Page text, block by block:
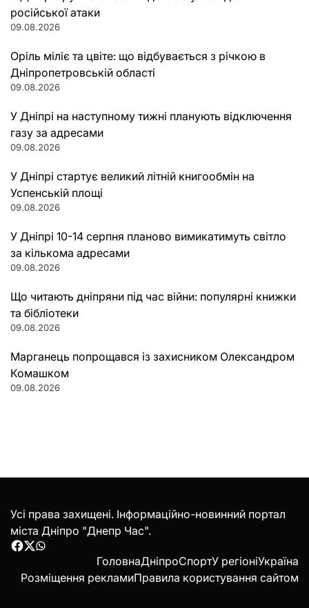
російської атаки
09.08.2026
Оріль міліє та цвіте: що відбувається з річкою в
Дніпропетровській області
09.08.2026
У Дніпрі на наступному тижні планують відключення
газу за адресами
09.08.2026
У Дніпрі стартує великий літній книгообмін на
Успенській площі
09.08.2026
У Дніпрі 10-14 серпня планово вимикатимуть світло
за кількома адресами
09.08.2026
Що читають дніпряни під час війни: популярні книжки
та бібліотеки
09.08.2026
Марганець попрощався із захисником Олександром
Комашком
09.08.2026
Усі права захищені. Інформаційно-новинний портал
міста Дніпро "Днепр Час".
Facebook
Twitter
WhatsApp
ГоловнаДніпроСпортУ регіоніУкраїна
Розміщення рекламиПравила користування сайтом